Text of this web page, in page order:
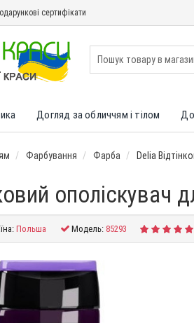
сертифікати
Догляд за обличчям і тілом
Фарбування Фарба Delia
Польша Модель: 85293